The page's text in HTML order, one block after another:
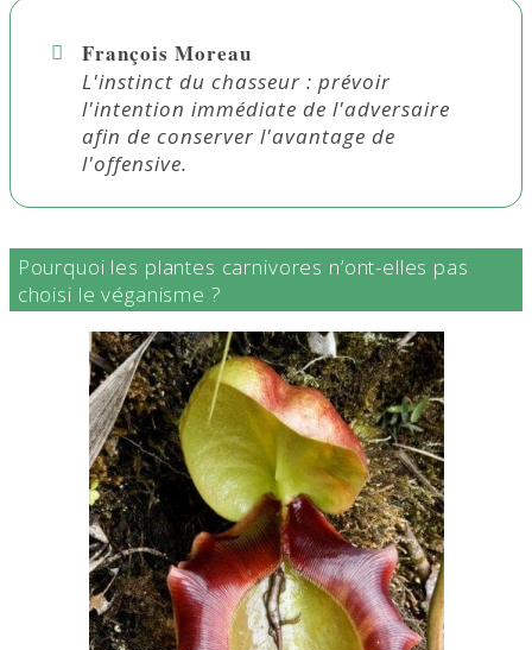
François Moreau
L'instinct du chasseur : prévoir
l'intention immédiate de l'adversaire
afin de conserver l'avantage de
l'offensive.
Pourquoi les plantes carnivores n’ont-elles pas
choisi le véganisme ?